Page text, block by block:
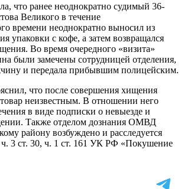
что ранее неоднократно судимый 36-
Великого в течение
времени неоднократно выносил из
упаковки с кофе, а затем возвращался
Во время очередного «визита»
были замечены сотрудницей отделения,
и передала прибывшим полицейским.
что после совершения хищения
неизвестным. В отношении него
в виде подписки о невыезде и
Также отделом дознания ОМВД
району возбуждено и расследуется
ч. 3 ст. 30, ч. 1 ст. 161 УК РФ «Покушение